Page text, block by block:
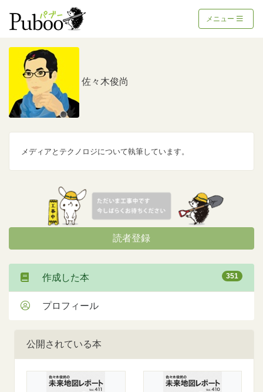
メニュー
公開されている本
佐々木俊尚
メディアとテクノロジについて執筆しています。
読者登録
作成した本 351
プロフィール